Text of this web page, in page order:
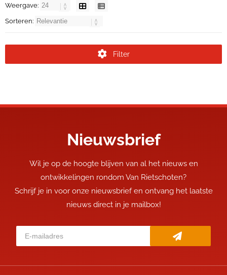
Weergave:
Sorteren:
Filter
Nieuwsbrief
Wil je op de hoogte blijven van al het nieuws en
ontwikkelingen rondom Van Rietschoten?
Schrijf je in voor onze nieuwsbrief en ontvang het laatste
nieuws direct in je mailbox!